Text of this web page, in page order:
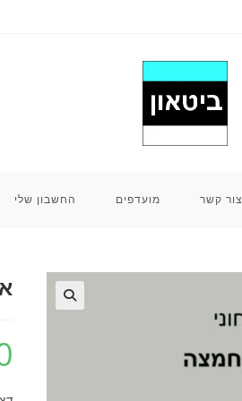
צור קשר מועדפים החשבון שלי